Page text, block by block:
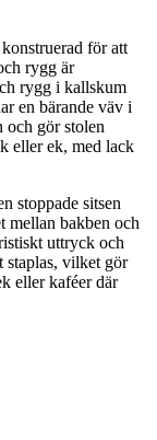
för att
rygg är
rygg i kallskum
en bärande väv i
och gör stolen
eller ek, med lack
stoppade sitsen
mellan bakben och
uttryck och
staplas, vilket gör
eller kaféer där